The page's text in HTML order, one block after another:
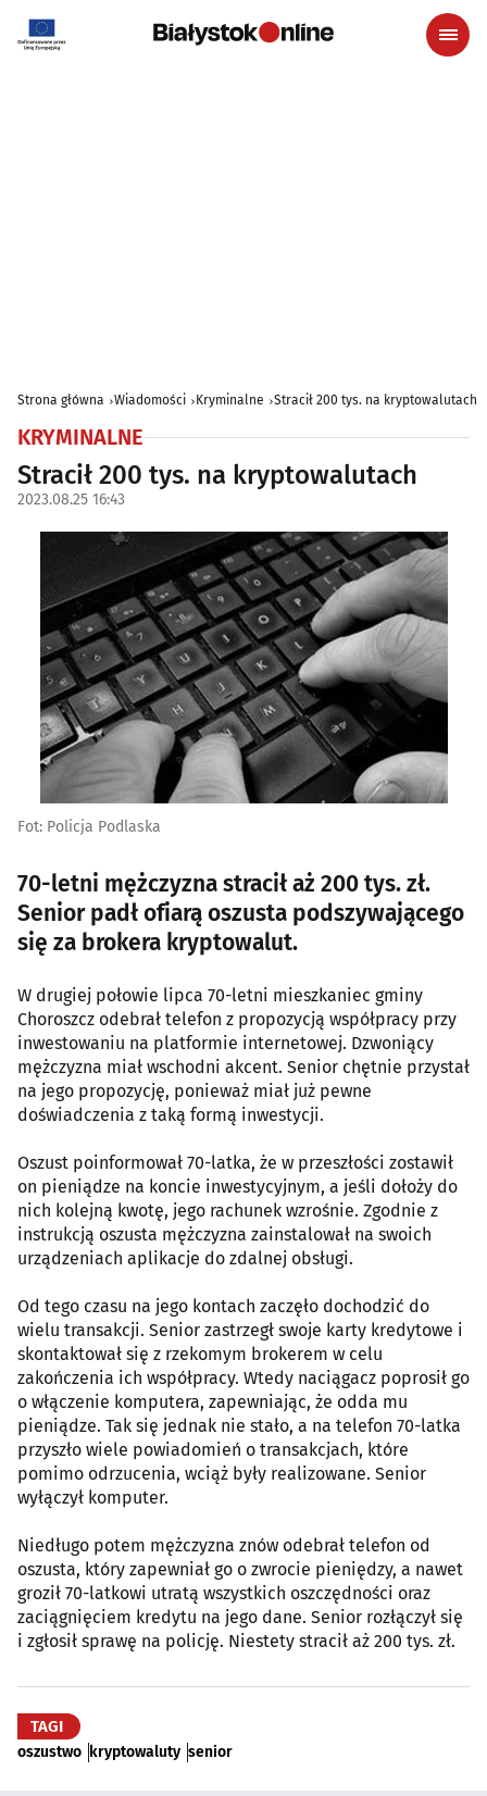
Strona główna Wiadomości Kryminalne Stracił 200 tys. na kryptowalutach
KRYMINALNE
Stracił 200 tys. na kryptowalutach
2023.08.25 16:43
Fot: Policja Podlaska
70-letni mężczyzna stracił aż 200 tys. zł.
Senior padł ofiarą oszusta podszywającego
się za brokera kryptowalut.
W drugiej połowie lipca 70-letni mieszkaniec gminy
Choroszcz odebrał telefon z propozycją współpracy przy
inwestowaniu na platformie internetowej. Dzwoniący
mężczyzna miał wschodni akcent. Senior chętnie przystał
na jego propozycję, ponieważ miał już pewne
doświadczenia z taką formą inwestycji.
Oszust poinformował 70-latka, że w przeszłości zostawił
on pieniądze na koncie inwestycyjnym, a jeśli dołoży do
nich kolejną kwotę, jego rachunek wzrośnie. Zgodnie z
instrukcją oszusta mężczyzna zainstalował na swoich
urządzeniach aplikacje do zdalnej obsługi.
Od tego czasu na jego kontach zaczęło dochodzić do
wielu transakcji. Senior zastrzegł swoje karty kredytowe i
skontaktował się z rzekomym brokerem w celu
zakończenia ich współpracy. Wtedy naciągacz poprosił go
o włączenie komputera, zapewniając, że odda mu
pieniądze. Tak się jednak nie stało, a na telefon 70-latka
przyszło wiele powiadomień o transakcjach, które
pomimo odrzucenia, wciąż były realizowane. Senior
wyłączył komputer.
Niedługo potem mężczyzna znów odebrał telefon od
oszusta, który zapewniał go o zwrocie pieniędzy, a nawet
groził 70-latkowi utratą wszystkich oszczędności oraz
zaciągnięciem kredytu na jego dane. Senior rozłączył się
i zgłosił sprawę na policję. Niestety stracił aż 200 tys. zł.
TAGI
oszustwo kryptowaluty senior